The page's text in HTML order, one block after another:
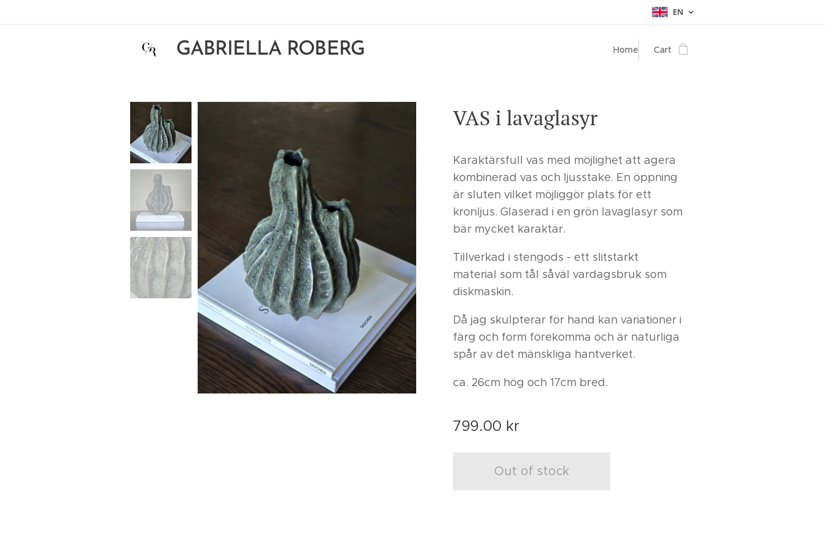
EN
GABRIELLA ROBERG Home Cart
VAS i lavaglasyr
Karaktärsfull vas med möjlighet att agera
kombinerad vas och ljusstake. En öppning
är sluten vilket möjliggör plats för ett
kronljus. Glaserad i en grön lavaglasyr som
bär mycket karaktär.
Tillverkad i stengods - ett slitstarkt
material som tål såväl vardagsbruk som
diskmaskin.
Då jag skulpterar för hand kan variationer i
färg och form förekomma och är naturliga
spår av det mänskliga hantverket.
ca. 26cm hög och 17cm bred.
799.00 kr
Out of stock